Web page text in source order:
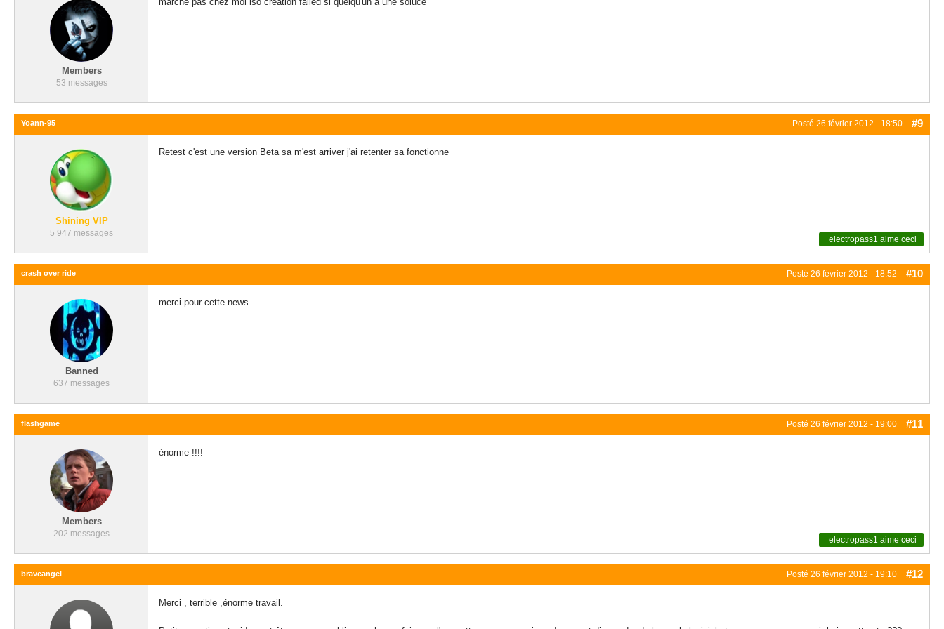
Members
53 messages
Posté 26 février 2012 - 18:50 #9
Yoann-95
Shining VIP
5 947 messages
Retest c'est une version Beta sa m'est arriver j'ai retenter sa fonctionne
electropass1 aime ceci
Posté 26 février 2012 - 18:52 #10
crash over ride
Banned
637 messages
merci pour cette news .
Posté 26 février 2012 - 19:00 #11
flashgame
Members
202 messages
énorme !!!!
electropass1 aime ceci
Posté 26 février 2012 - 19:10 #12
braveangel
Merci , terrible ,énorme travail.